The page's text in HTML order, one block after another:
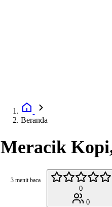
Beranda
Meracik
3 menit baca
0
0